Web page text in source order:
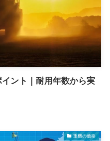
ント｜耐用年数から実
重機の価格